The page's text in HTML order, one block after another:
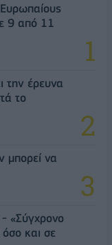
9 από 11
την έρευνα
το
μπορεί να
«Σύγχρονο
όσο και σε